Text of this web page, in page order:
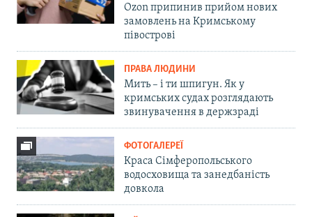
Ozon припинив прийом нових
замовлень на Кримському
півострові
ПРАВА ЛЮДИНИ
Мить – і ти шпигун. Як у
кримських судах розглядають
звинувачення в держзраді
ФОТОГАЛЕРЕЇ
Краса Сімферопольського
водосховища та занедбаність
довкола